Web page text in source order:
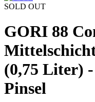
SOLD OUT
GORI 88
(0,75 Liter)
Pinsel